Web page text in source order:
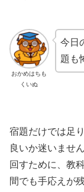
おかめはちも
くいぬ
今日
題も
宿題だけでは足
良いか迷いませ
回すために、教
間でも手応えが